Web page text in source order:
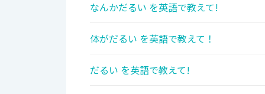
なんかだるい を英語で教えて!
体がだるい を英語で教えて！
だるい を英語で教えて!